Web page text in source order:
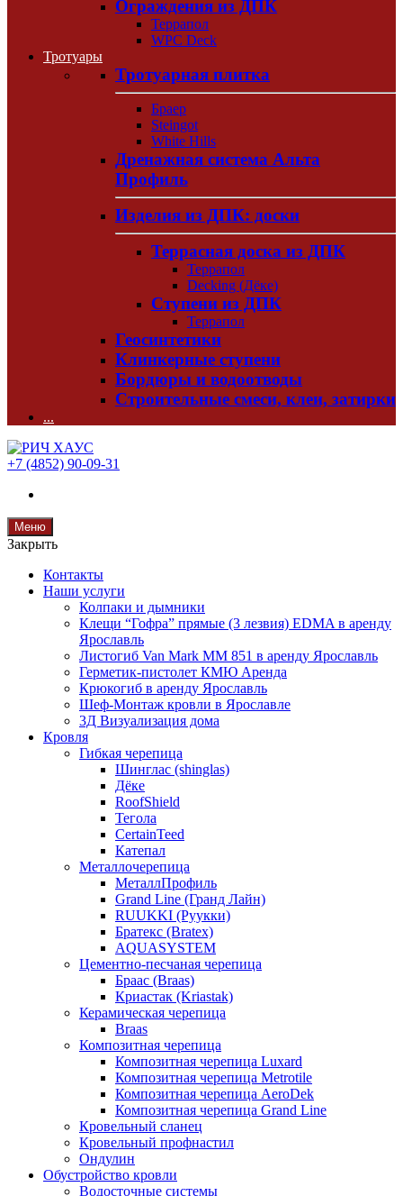
Ограждения из ДПК
Террапол
WPC Deck
Тротуары
Тротуарная плитка
Браер
Steingot
White Hills
Дренажная система Альта
Профиль
Изделия из ДПК: доски
Террасная доска из ДПК
Террапол
Decking (Дёке)
Ступени из ДПК
Террапол
Геосинтетики
Клинкерные ступени
Бордюры и водоотводы
Строительные смеси, клеи, затирки
...
+7 (4852) 90-09-31
Меню
Закрыть
Контакты
Наши услуги
Колпаки и дымники
Клещи “Гофра” прямые (3 лезвия) EDMA в аренду
Ярославль
Листогиб Van Mark MM 851 в аренду Ярославль
Герметик-пистолет КМЮ Аренда
Крюкогиб в аренду Ярославль
Шеф-Монтаж кровли в Ярославле
3Д Визуализация дома
Кровля
Гибкая черепица
Шинглас (shinglas)
Дёке
RoofShield
Тегола
CertainTeed
Катепал
Металлочерепица
МеталлПрофиль
Grand Line (Гранд Лайн)
RUUKKI (Руукки)
Братекс (Bratex)
AQUASYSTEM
Цементно-песчаная черепица
Браас (Braas)
Криастак (Kriastak)
Керамическая черепица
Braas
Композитная черепица
Композитная черепица Luxard
Композитная черепица Metrotile
Композитная черепица AeroDek
Композитная черепица Grand Line
Кровельный сланец
Кровельный профнастил
Ондулин
Обустройство кровли
Водосточные системы